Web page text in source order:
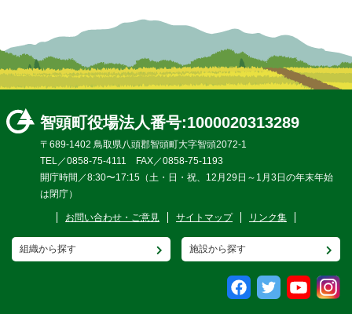
智頭町役場法人番号:1000020313289
〒689-1402 鳥取県八頭郡智頭町大字智頭2072-1
TEL／0858-75-4111 FAX／0858-75-1193
開庁時間／8:30〜17:15（土・日・祝、12月29日～1月3日の年末年始
は閉庁）
お問い合わせ・ご意見 サイトマップ リンク集
組織から探す 施設から探す